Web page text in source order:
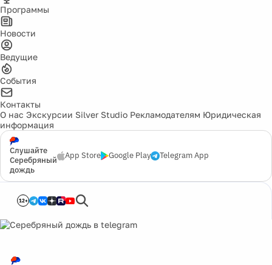
Программы
Новости
Ведущие
События
Контакты
О нас Экскурсии Silver Studio Рекламодателям Юридическая
информация
Слушайте
Серебряный
дождь
App Store Google Play Telegram App
12+